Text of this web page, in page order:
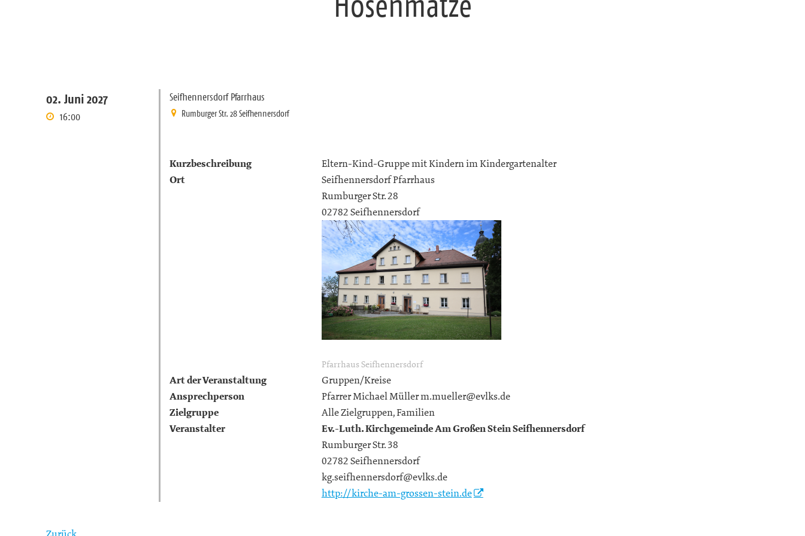
02. Juni 2027
16:00
Seifhennersdorf Pfarrhaus
Rumburger Str. 28 Seifhennersdorf
Kurzbeschreibung Eltern-Kind-Gruppe mit Kindern im Kindergartenalter
Ort
Seifhennersdorf Pfarrhaus
Rumburger Str. 28
02782 Seifhennersdorf
Pfarrhaus Seifhennersdorf
Art der Veranstaltung Gruppen/Kreise
Ansprechperson Pfarrer Michael Müller m.mueller@evlks.de
Zielgruppe Alle Zielgruppen, Familien
Veranstalter Ev.-Luth. Kirchgemeinde Am Großen Stein Seifhennersdorf
Rumburger Str. 38
02782 Seifhennersdorf
kg.seifhennersdorf@evlks.de
http://kirche-am-grossen-stein.de